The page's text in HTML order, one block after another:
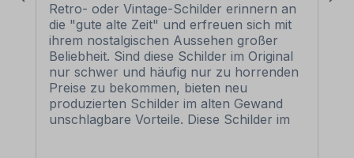
Retro- oder Vintage-Schilder erinnern an
die "gute alte Zeit" und erfreuen sich mit
ihrem nostalgischen Aussehen großer
Beliebheit. Sind diese Schilder im Original
nur schwer und häufig nur zu horrenden
Preise zu bekommen, bieten neu
produzierten Schilder im alten Gewand
unschlagbare Vorteile. Diese Schilder im